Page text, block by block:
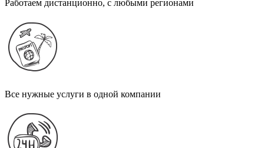
Работаем дистанционно, с любыми регионами
Все нужные услуги в одной компании